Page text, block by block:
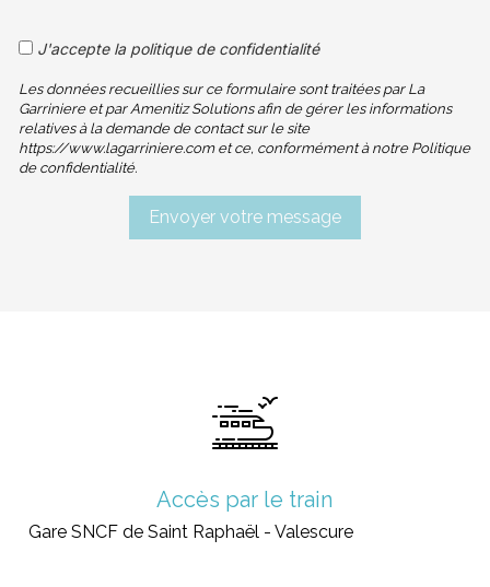
J'accepte la politique de confidentialité
Les données recueillies sur ce formulaire sont traitées par La
Garriniere et par Amenitiz Solutions afin de gérer les informations
relatives à la demande de contact sur le site
https://www.lagarriniere.com et ce, conformément à notre Politique
de confidentialité.
Accès par le train
Gare SNCF de Saint Raphaël - Valescure